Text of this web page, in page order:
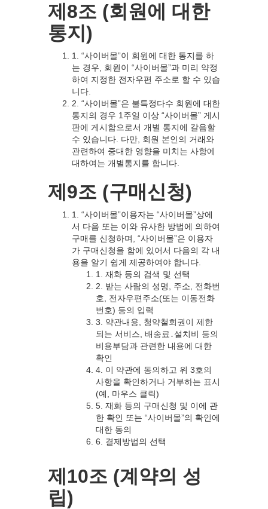
제8조 (회원에 대한
통지)
1. “사이버몰”이 회원에 대한 통지를 하
는 경우, 회원이 “사이버몰”과 미리 약정
하여 지정한 전자우편 주소로 할 수 있습
니다.
2. “사이버몰”은 불특정다수 회원에 대한
통지의 경우 1주일 이상 “사이버몰” 게시
판에 게시함으로서 개별 통지에 갈음할
수 있습니다. 다만, 회원 본인의 거래와
관련하여 중대한 영향을 미치는 사항에
대하여는 개별통지를 합니다.
제9조 (구매신청)
1. “사이버몰”이용자는 “사이버몰”상에
서 다음 또는 이와 유사한 방법에 의하여
구매를 신청하며, “사이버몰”은 이용자
가 구매신청을 함에 있어서 다음의 각 내
용을 알기 쉽게 제공하여야 합니다.
1. 재화 등의 검색 및 선택
2. 받는 사람의 성명, 주소, 전화번
호, 전자우편주소(또는 이동전화
번호) 등의 입력
3. 약관내용, 청약철회권이 제한
되는 서비스, 배송료․설치비 등의
비용부담과 관련한 내용에 대한
확인
4. 이 약관에 동의하고 위 3호의
사항을 확인하거나 거부하는 표시
(예, 마우스 클릭)
5. 재화 등의 구매신청 및 이에 관
한 확인 또는 “사이버몰”의 확인에
대한 동의
6. 결제방법의 선택
제10조 (계약의 성
립)